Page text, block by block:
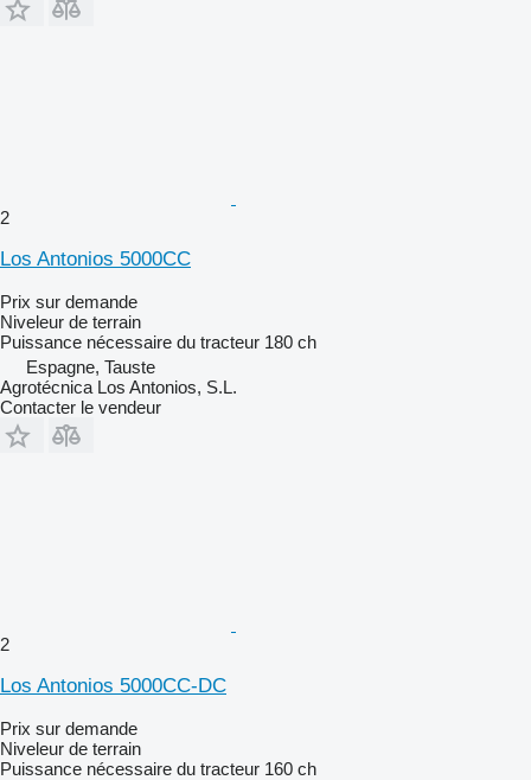
2
Los Antonios 5000CC
Prix sur demande
Niveleur de terrain
Puissance nécessaire du tracteur 180 ch
Espagne, Tauste
Agrotécnica Los Antonios, S.L.
Contacter le vendeur
2
Los Antonios 5000CC-DC
Prix sur demande
Niveleur de terrain
Puissance nécessaire du tracteur 160 ch